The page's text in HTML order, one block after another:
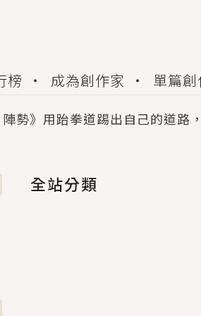
榜 成為創作家 單篇創
勢》用跆拳道踢出自己的道路
創作首選！有機會獲得豐富廣
婚你提的，二婚嫁大佬，你哭
疊世界》炎熱的夏日、檸檬的
救命！特殊費洛蒙體質世界觀
陰陽鬼店》上班族買了房子模型
每個人心中都有一個連自己也
全站分類